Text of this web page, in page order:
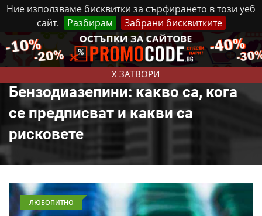
Ние използваме бисквитки за сърфирането в този уеб
сайт.
Разбирам Забрани бисквитките
X ЗАТВОРИ
Петък, 7 Август, 2026 Реклама Контакти
Бензодиазепини: какво са, кога
се предписват и какви са
рисковете
ЛЮБОПИТНО